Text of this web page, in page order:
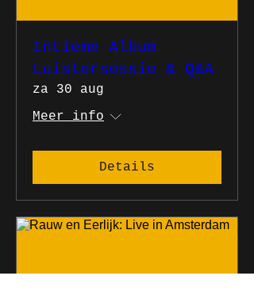
Intieme Album
Luistersessie & Q&A
za 30 aug
Meer info
Details